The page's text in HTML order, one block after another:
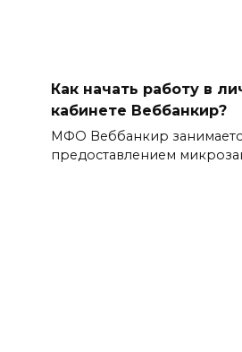
Как начать работу в
кабинете Веббанкир?
МФО Веббанкир
предоставлением